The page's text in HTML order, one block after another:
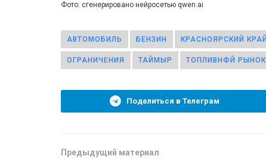
Фото: сгенерировано нейросетью qwen.ai
АВТОМОБИЛЬ БЕНЗИН КРАСНОЯРСКИЙ КРАЙ
ОГРАНИЧЕНИЯ ТАЙМЫР ТОПЛИВНФЙ РЫНОК
Поделиться в Телеграм
Предыдущий материал